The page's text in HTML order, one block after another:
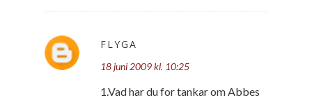
FLYGA
18 juni 2009 kl. 10:25
1.Vad har du for tankar om Abbes